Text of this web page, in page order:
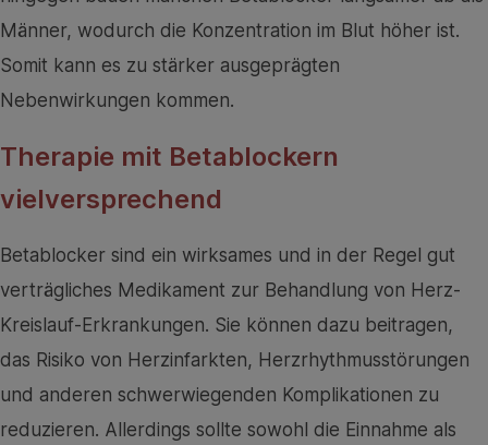
Männer, wodurch die Konzentration im Blut höher ist.
Somit kann es zu stärker ausgeprägten
Nebenwirkungen kommen.
Therapie mit Betablockern
vielversprechend
Betablocker sind ein wirksames und in der Regel gut
verträgliches Medikament zur Behandlung von Herz-
Kreislauf-Erkrankungen. Sie können dazu beitragen,
das Risiko von Herzinfarkten, Herzrhythmusstörungen
und anderen schwerwiegenden Komplikationen zu
reduzieren. Allerdings sollte sowohl die Einnahme als